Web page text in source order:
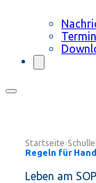
Startseite›
Regeln für
Leben am